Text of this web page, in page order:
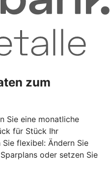
zum
Sie eine monatliche
für Stück Ihr
flexibel: Ändern Sie
oder setzen Sie